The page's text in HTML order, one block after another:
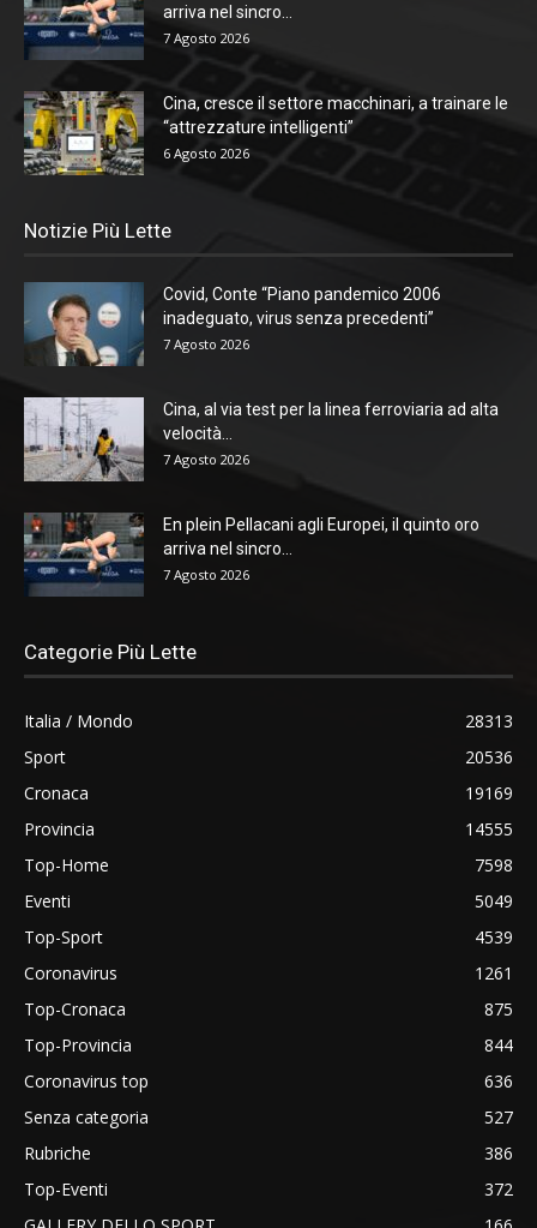
arriva nel sincro...
7 Agosto 2026
Cina, cresce il settore macchinari, a trainare le
“attrezzature intelligenti”
6 Agosto 2026
Notizie Più Lette
Covid, Conte “Piano pandemico 2006
inadeguato, virus senza precedenti”
7 Agosto 2026
Cina, al via test per la linea ferroviaria ad alta
velocità...
7 Agosto 2026
En plein Pellacani agli Europei, il quinto oro
arriva nel sincro...
7 Agosto 2026
Categorie Più Lette
Italia / Mondo
28313
Sport
20536
Cronaca
19169
Provincia
14555
Top-Home
7598
Eventi
5049
Top-Sport
4539
Coronavirus
1261
Top-Cronaca
875
Top-Provincia
844
Coronavirus top
636
Senza categoria
527
Rubriche
386
Top-Eventi
372